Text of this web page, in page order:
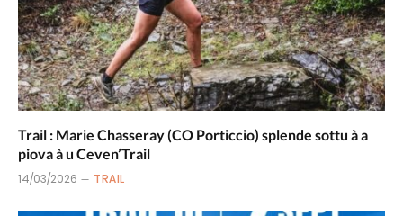
Trail : Marie Chasseray (CO Porticcio) splende sottu à a
piova à u Ceven’Trail
14/03/2026 TRAIL